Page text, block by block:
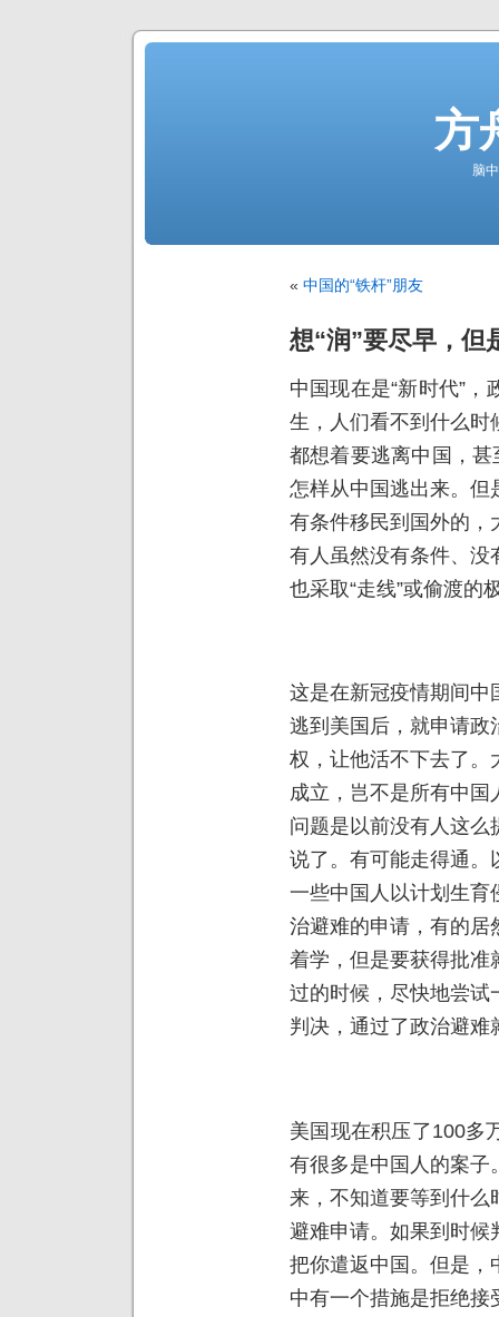
方
脑
« 中国的“铁杆”朋友
想“润”要尽早，但
中国现在是“新时代”
生，人们看不到什么时
都想着要逃离中国，甚
怎样从中国逃出来。但
有条件移民到国外的，
有人虽然没有条件、没
也采取“走线”或偷渡的
这是在新冠疫情期间中
逃到美国后，就申请政
权，让他活不下去了。
成立，岂不是所有中
问题是以前没有人这
说了。有可能走得通。
一些中国人以计划生育
治避难的申请，有的居
着学，但是要获得批准
过的时候，尽快地尝试
判决，通过了政治避难
美国现在积压了100多
有很多是中国人的案子
来，不知道要等到什么
避难申请。如果到时候
把你遣返中国。但是，
中有一个措施是拒绝